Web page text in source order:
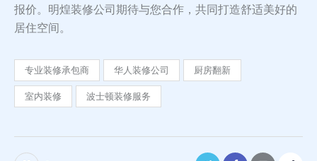
报价。明煌装修公司期待与您合作，共同打造舒适美好的
居住空间。
专业装修承包商 华人装修公司 厨房翻新
室内装修 波士顿装修服务